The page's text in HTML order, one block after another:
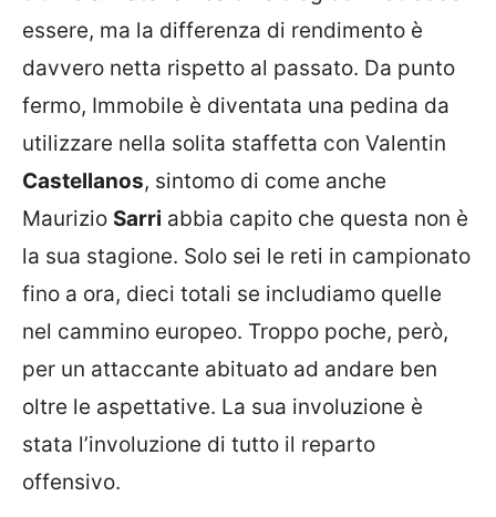
essere, ma la differenza di rendimento è
davvero netta rispetto al passato. Da punto
fermo, Immobile è diventata una pedina da
utilizzare nella solita staffetta con Valentin
Castellanos, sintomo di come anche
Maurizio Sarri abbia capito che questa non è
la sua stagione. Solo sei le reti in campionato
fino a ora, dieci totali se includiamo quelle
nel cammino europeo. Troppo poche, però,
per un attaccante abituato ad andare ben
oltre le aspettative. La sua involuzione è
stata l’involuzione di tutto il reparto
offensivo.